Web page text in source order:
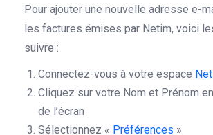
Pour ajouter une nouvelle adresse e-
les factures émises par Netim, voici
suivre :
Connectez-vous à votre espace
Cliquez sur votre Nom et Prénom
de l’écran
Sélectionnez « Préférences »